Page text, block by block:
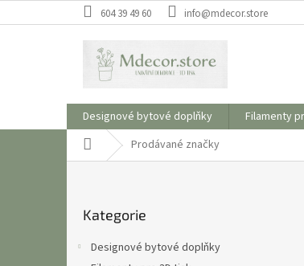
na
604 39 49 60 info@mdecor.store
Designové bytové doplňky Filamenty
Domů Prodávané značky
kategorie
Kategorie
Designové bytové doplňky